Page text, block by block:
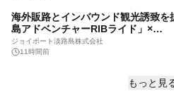
10時間前
eラーニングITインフラ市場：構成要
デル、組織規模、エンドユーザー業
海外販路とインバウンド観光誘致を
島アドベンチャーRIBライド」×
「LINKTIVITY」システム連携を開始
ジョイポート淡路島株式会社
11時間前
Favorite ～秋のパフェ食べ放題～」
もっと見